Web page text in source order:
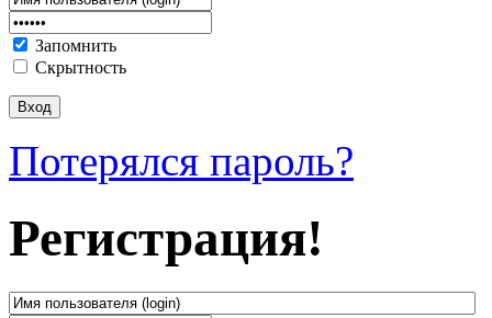
Запомнить
Скрытность
Потерялся пароль?
Регистрация!